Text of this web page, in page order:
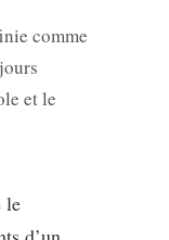
comme
et le
le